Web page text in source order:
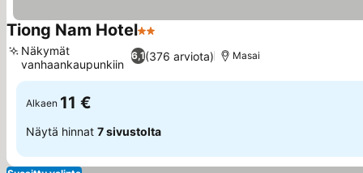
Tiong Nam Hotel2 Tähtiluokitus
6,1(376 arviota)
Näkymät
vanhaankaupunkiin
Masai
Alkaen 11 €
Näytä hinnat 7 sivustolta